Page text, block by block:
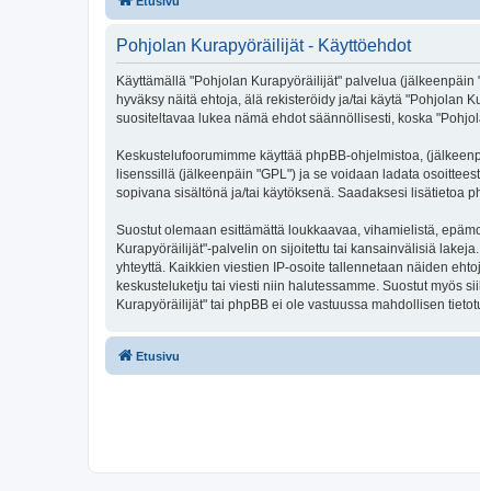
Pohjolan Kurapyöräilijät - Käyttöehdot
Käyttämällä "Pohjolan Kurapyöräilijät" palvelua
hyväksy näitä ehtoja, älä rekisteröidy ja/tai käytä "Pohjolan
suositeltavaa lukea nämä ehdot säännöllisesti, koska
Keskustelufoorumimme käyttää phpBB-ohjelmistoa,
lisenssillä (jälkeenpäin "GPL") ja se voidaan ladata
sopivana sisältönä ja/tai käytöksenä. Saadaksesi lisätietoa
Suostut olemaan esittämättä loukkaavaa, vihamielistä,
Kurapyöräilijät"-palvelin on sijoitettu tai kansainvälisiä
yhteyttä. Kaikkien viestien IP-osoite tallennetaan näiden
keskusteluketju tai viesti niin halutessamme. Suostut myös
Kurapyöräilijät" tai phpBB ei ole vastuussa mahdollisen
Etusivu